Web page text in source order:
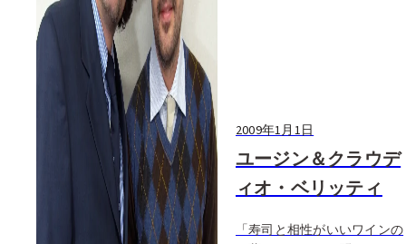
2009年1月1日
ユージン＆クラウデ
ィオ・ベリッティ
「寿司と相性がいいワインの